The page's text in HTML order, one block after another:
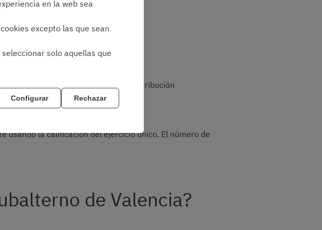
correcta
3)
finales mediante una distribución
usando la calificación del ejercicio único. El número de
de Valencia?
en la web sea
excepto las que sean
solo aquellas que
Configurar Rechazar